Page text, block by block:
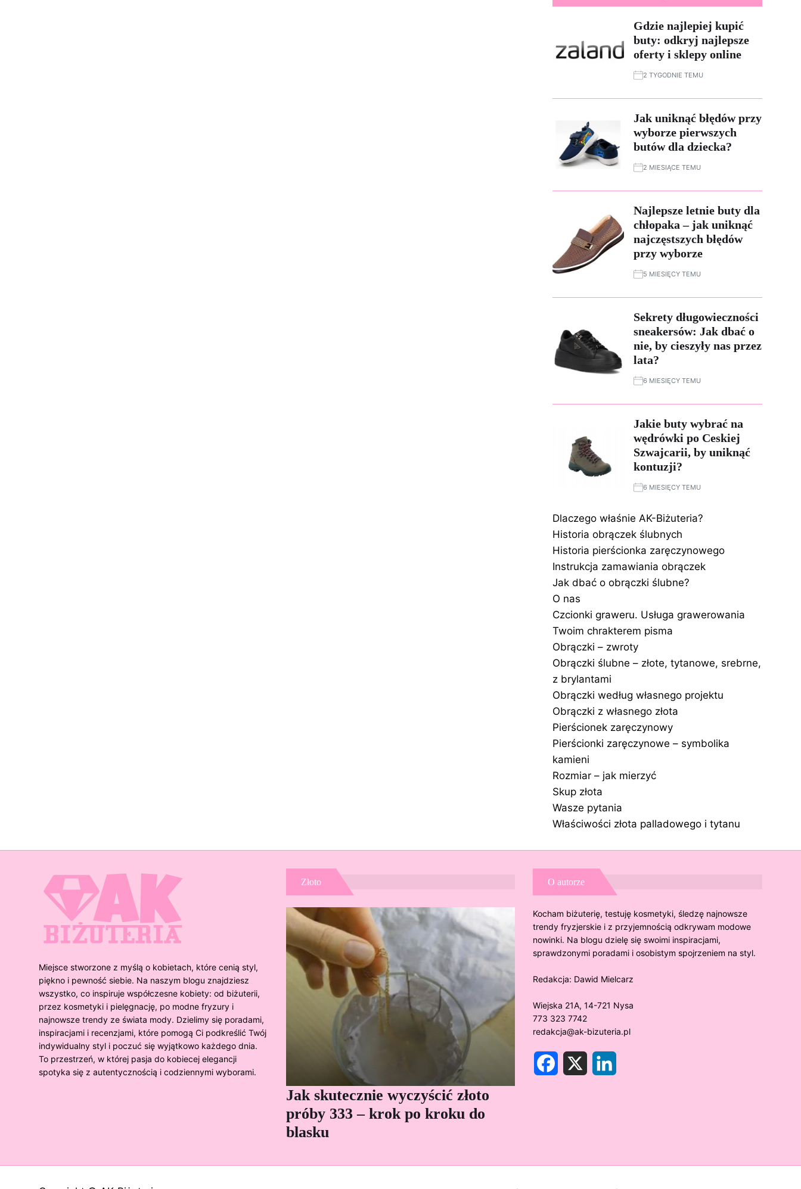
Gdzie najlepiej kupić
buty: odkryj najlepsze
oferty i sklepy online
2 TYGODNIE TEMU
Jak uniknąć błędów przy
wyborze pierwszych
butów dla dziecka?
2 MIESIĄCE TEMU
Najlepsze letnie buty dla
chłopaka – jak uniknąć
najczęstszych błędów
przy wyborze
5 MIESIĘCY TEMU
Sekrety długowieczności
sneakersów: Jak dbać o
nie, by cieszyły nas przez
lata?
6 MIESIĘCY TEMU
Jakie buty wybrać na
wędrówki po Ceskiej
Szwajcarii, by uniknąć
kontuzji?
6 MIESIĘCY TEMU
Dlaczego właśnie AK-Biżuteria?
Historia obrączek ślubnych
Historia pierścionka zaręczynowego
Instrukcja zamawiania obrączek
Jak dbać o obrączki ślubne?
O nas
Czcionki graweru. Usługa grawerowania
Twoim chrakterem pisma
Obrączki – zwroty
Obrączki ślubne – złote, tytanowe, srebrne,
z brylantami
Obrączki według własnego projektu
Obrączki z własnego złota
Pierścionek zaręczynowy
Pierścionki zaręczynowe – symbolika
kamieni
Rozmiar – jak mierzyć
Skup złota
Wasze pytania
Właściwości złota palladowego i tytanu
Miejsce stworzone z myślą o kobietach, które cenią styl,
piękno i pewność siebie. Na naszym blogu znajdziesz
wszystko, co inspiruje współczesne kobiety: od biżuterii,
przez kosmetyki i pielęgnację, po modne fryzury i
najnowsze trendy ze świata mody. Dzielimy się poradami,
inspiracjami i recenzjami, które pomogą Ci podkreślić Twój
indywidualny styl i poczuć się wyjątkowo każdego dnia.
To przestrzeń, w której pasja do kobiecej elegancji
spotyka się z autentycznością i codziennymi wyborami.
Złoto
Jak skutecznie wyczyścić złoto
próby 333 – krok po kroku do
blasku
O autorze
Kocham biżuterię, testuję kosmetyki, śledzę najnowsze
trendy fryzjerskie i z przyjemnością odkrywam modowe
nowinki. Na blogu dzielę się swoimi inspiracjami,
sprawdzonymi poradami i osobistym spojrzeniem na styl.
Redakcja: Dawid Mielcarz
Wiejska 21A, 14-721 Nysa
773 323 7742
redakcja@ak-bizuteria.pl
X